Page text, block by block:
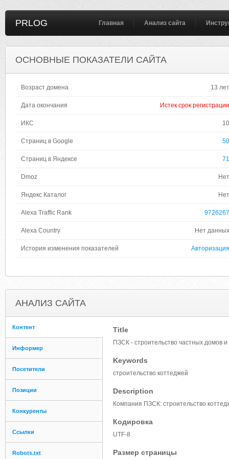
PRLOG Главная Анализ сайта
ОСНОВНЫЕ ПОКАЗАТЕЛИ САЙТА
Возраст домена 13 лет
Дата окончания Истек срок регистрации
ИКС 10
Страниц в Google 50
Страниц в Яндексе 71
Dmoz Нет
Яндекс Каталог Нет
Alexa Traffic Rank 9726267
Alexa Country Нет данных
История изменения показателей Авторизация
АНАЛИЗ САЙТА
Контент
Информер
Посетители
Позиции
Конкуренты
Ссылки
Robots.txt
Title
ПЗСК - строительство частных домов
Keywords
строительство коттеджей
Description
Компания ПЗСК: строительство
Кодировка
UTF-8
Размер страницы